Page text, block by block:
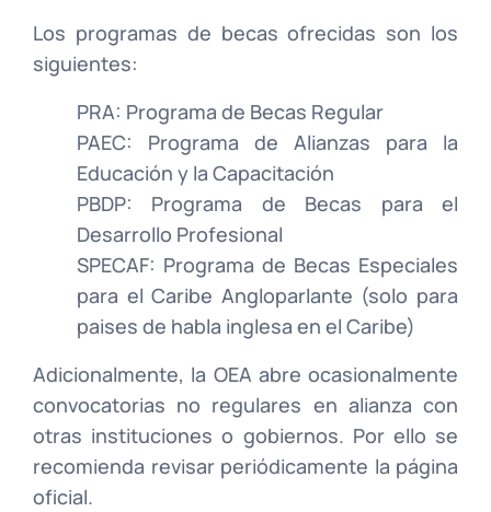
Los programas de becas ofrecidas son los
siguientes:
PRA: Programa de Becas Regular
PAEC: Programa de Alianzas para la
Educación y la Capacitación
PBDP: Programa de Becas para el
Desarrollo Profesional
SPECAF: Programa de Becas Especiales
para el Caribe Angloparlante (solo para
paises de habla inglesa en el Caribe)
Adicionalmente, la OEA abre ocasionalmente
convocatorias no regulares en alianza con
otras instituciones o gobiernos. Por ello se
recomienda revisar periódicamente la página
oficial.